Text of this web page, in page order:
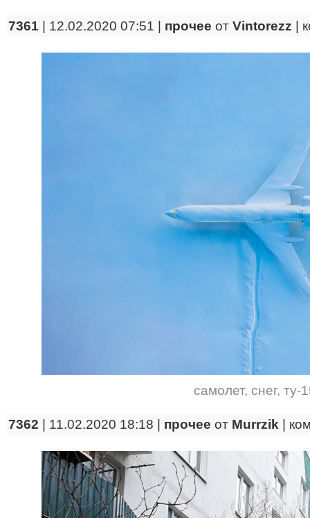
7361 | 12.02.2020 07:51 | прочее от Vintorezz
самолет, снег, ту-
7362 | 11.02.2020 18:18 | прочее от Murrzik